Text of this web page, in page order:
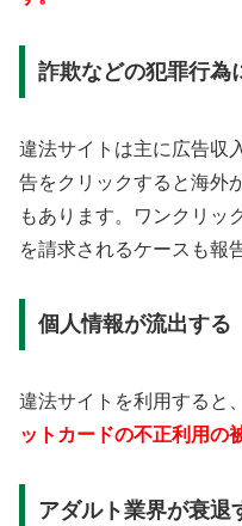
詐欺などの犯罪行為
違法サイトは主に広告収
告をクリックすると海外
もあります。ワンクリッ
を請求されるケースも報
個人情報が流出する
違法サイトを利用すると、
ットカードの不正利用の
アダルト業界が衰退